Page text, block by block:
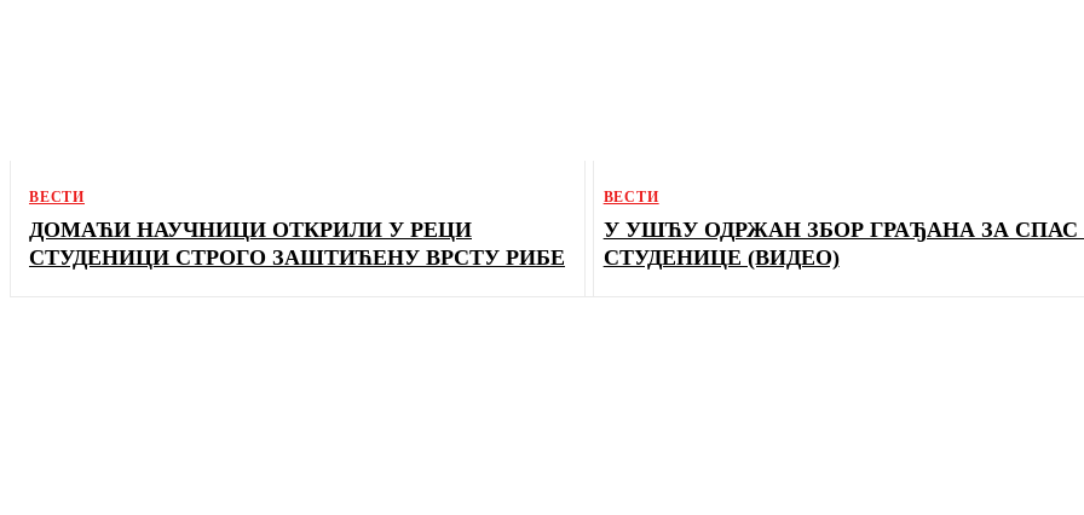
ВЕСТИ
ДОМАЋИ НАУЧНИЦИ ОТКРИЛИ У РЕЦИ
СТУДЕНИЦИ СТРОГО ЗАШТИЋЕНУ ВРСТУ РИБЕ
ВЕСТИ
У УШЋУ ОДРЖАН ЗБОР ГРАЂАНА ЗА СПАС
СТУДЕНИЦЕ (ВИДЕО)